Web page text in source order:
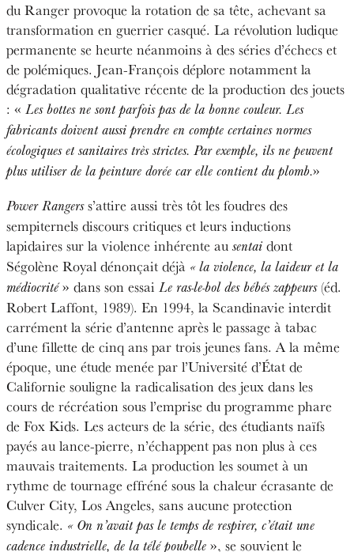
du Ranger provoque la rotation de sa tête, achevant sa
transformation en guerrier casqué. La révolution ludique
permanente se heurte néanmoins à des séries d’échecs et
de polémiques. Jean-François déplore notamment la
dégradation qualitative récente de la production des jouets
: « Les bottes ne sont parfois pas de la bonne couleur. Les
fabricants doivent aussi prendre en compte certaines normes
écologiques et sanitaires très strictes. Par exemple, ils ne peuvent
plus utiliser de la peinture dorée car elle contient du plomb.»
Power Rangerss’attire aussi très tôt les foudres des
sempiternels discours critiques et leurs inductions
lapidaires sur la violence inhérente au sentai dont
Ségolène Royal dénonçait déjà « la violence, la laideur et la
médiocrité» dans son essai Le ras-le-bol des bébés zappeurs(éd.
Robert Laffont, 1989). En 1994, la Scandinavie interdit
carrément la série d’antenne après le passage à tabac
d’une fillette de cinq ans par trois jeunes fans. A la même
époque, une étude menée par l’Université d’État de
Californie souligne la radicalisation des jeux dans les
cours de récréation sous l’emprise du programme phare
de Fox Kids. Les acteurs de la série, des étudiants naïfs
payés au lance-pierre, n’échappent pas non plus à ces
mauvais traitements. La production les soumet à un
rythme de tournage effréné sous la chaleur écrasante de
Culver City, Los Angeles, sans aucune protection
syndicale. « On n’avait pas le temps de respirer, c’était une
cadence industrielle, de la télé poubelle », se souvient le